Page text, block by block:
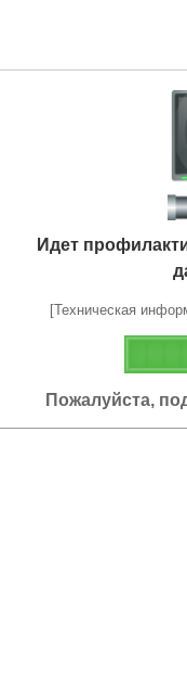
Идет
[Техническая
Пожалуйста,